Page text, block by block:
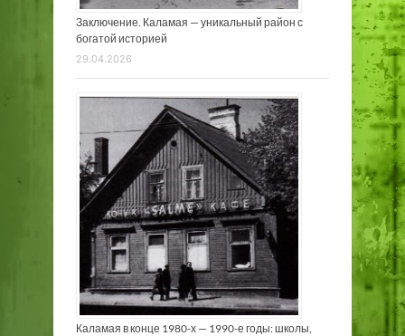
Заключение. Каламая — уникальный район с
богатой историей
29.04.2026
Каламая в конце 1980-х — 1990-е годы: школы,